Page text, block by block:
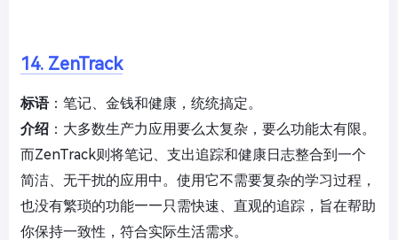
14. ZenTrack
标语：笔记、金钱和健康，统统搞定。
介绍 ：大多数生产力应用要么太复杂，要么功能太有限。
而ZenTrack则将笔记、支出追踪和健康日志整合到一个
简洁、无干扰的应用中。使用它不需要复杂的学习过程，
也没有繁琐的功能——只需快速、直观的追踪，旨在帮助
你保持一致性，符合实际生活需求。